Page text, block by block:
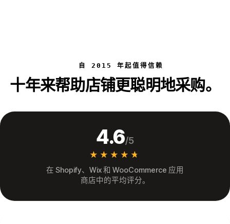
自 2015 年起值得信赖
十年来帮助店铺更聪明地采购。
4.6/5
★★★★★
★★★★★
在 Shopify、Wix 和 WooCommerce 应用
商店中的平均评分。